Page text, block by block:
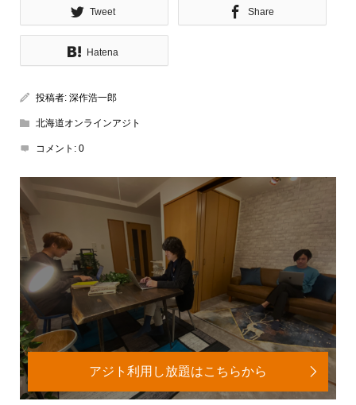
Tweet Share
Hatena
投稿者: 深作浩一郎
北海道オンラインアジト
コメント: 0
アジト利用し放題はこちらから